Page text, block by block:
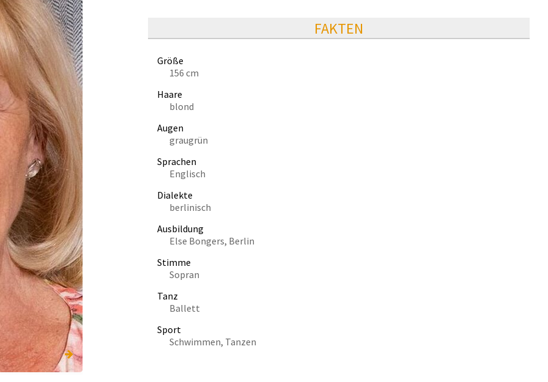
FAKTEN
Größe
156 cm
Haare
blond
Augen
graugrün
Sprachen
Englisch
Dialekte
berlinisch
Ausbildung
Else Bongers, Berlin
Stimme
Sopran
Tanz
Ballett
Sport
Schwimmen, Tanzen